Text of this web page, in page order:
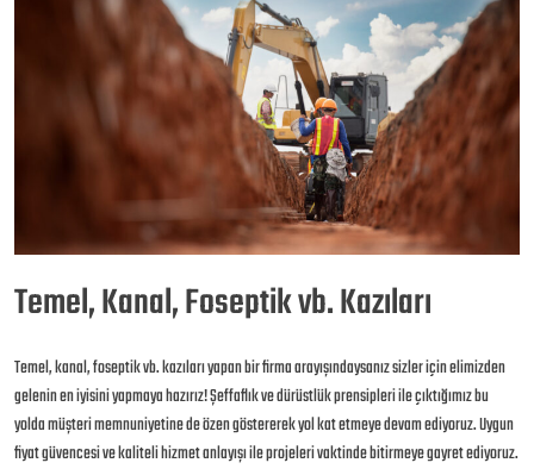
Temel, Kanal, Foseptik vb. Kazıları
Temel, kanal, foseptik vb. kazıları yapan bir firma arayışındaysanız sizler için elimizden
gelenin en iyisini yapmaya hazırız! Şeffaflık ve dürüstlük prensipleri ile çıktığımız bu
yolda müşteri memnuniyetine de özen göstererek yol kat etmeye devam ediyoruz. Uygun
fiyat güvencesi ve kaliteli hizmet anlayışı ile projeleri vaktinde bitirmeye gayret ediyoruz.